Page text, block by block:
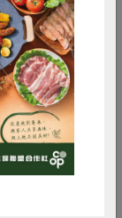
年
酸鹽